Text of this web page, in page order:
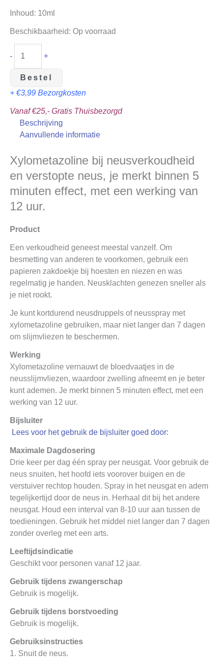
Inhoud: 10ml
Beschikbaarheid: Op voorraad
- +
Bestel
+ €3,99 Bezorgkosten
Vanaf €25,- Gratis Thuisbezorgd
Beschrijving
Aanvullende informatie
Xylometazoline bij neusverkoudheid
en verstopte neus, je merkt binnen 5
minuten effect, met een werking van
12 uur.
Product
Een verkoudheid geneest meestal vanzelf. Om
besmetting van anderen te voorkomen, gebruik een
papieren zakdoekje bij hoesten en niezen en was
regelmatig je handen. Neusklachten genezen sneller als
je niet rookt.
Je kunt kortdurend neusdruppels of neusspray met
xylometazoline gebruiken, maar niet langer dan 7 dagen
om slijmvliezen te beschermen.
Werking
Xylometazoline vernauwt de bloedvaatjes in de
neusslijmvliezen, waardoor zwelling afneemt en je beter
kunt ademen. Je merkt binnen 5 minuten effect, met een
werking van 12 uur.
Bijsluiter
Lees voor het gebruik de bijsluiter goed door:
Maximale Dagdosering
Drie keer per dag één spray per neusgat. Voor gebruik de
neus snuiten, het hoofd iets voorover buigen en de
verstuiver rechtop houden. Spray in het neusgat en adem
tegelijkertijd door de neus in. Herhaal dit bij het andere
neusgat. Houd een interval van 8-10 uur aan tussen de
toedieningen. Gebruik het middel niet langer dan 7 dagen
zonder overleg met een arts.
Leeftijdsindicatie
Geschikt voor personen vanaf 12 jaar.
Gebruik tijdens zwangerschap
Gebruik is mogelijk.
Gebruik tijdens borstvoeding
Gebruik is mogelijk.
Gebruiksinstructies
1. Snuit de neus.